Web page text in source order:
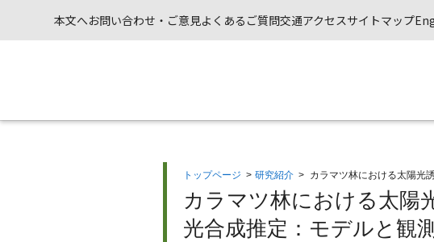
本文へお問い合わせ・ご意見よくあるご質問交通アクセスサイトマップ
トップページ > 研究紹介 > カラマツ林における太陽光
カラマツ林における太陽
光合成推定：モデルと観